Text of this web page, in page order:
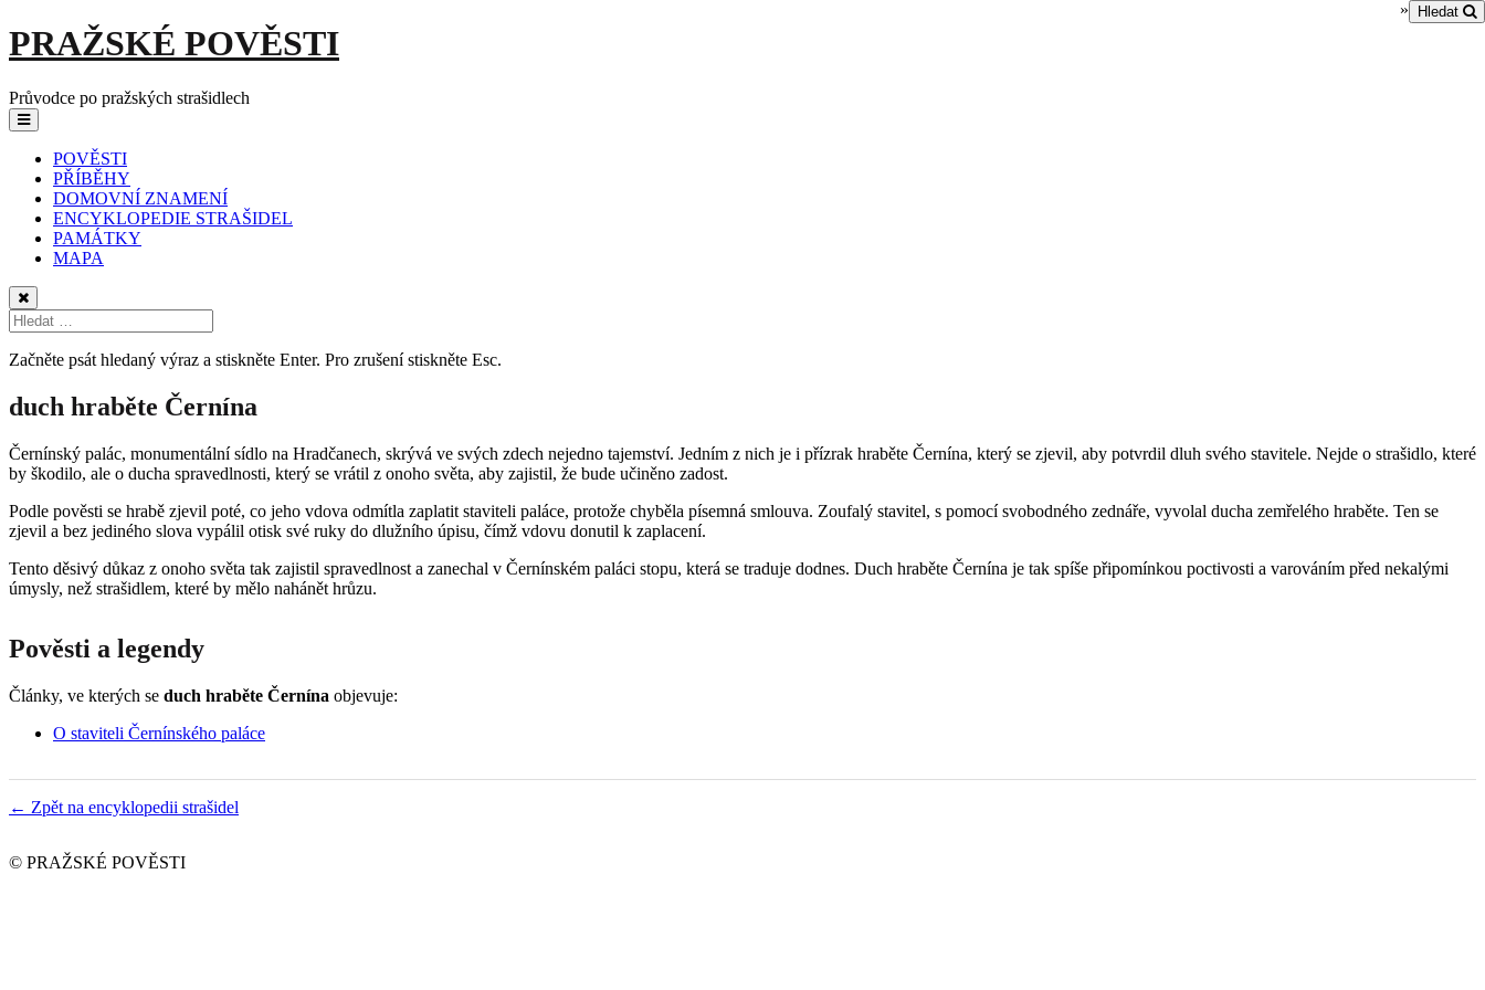
Skip
to
PRAŽSKÉ POVĚSTI
Průvodce po pražských strašidlech
Main
navigation
Menu
POVĚSTI
PŘÍBĚHY
DOMOVNÍ ZNAMENÍ
ENCYKLOPEDIE STRAŠIDEL
PAMÁTKY
MAPA
» Hledat
Začněte psát hledaný výraz a stiskněte Enter. Pro zrušení stiskněte Esc.
duch hraběte Černína
Černínský palác, monumentální sídlo na Hradčanech, skrývá ve svých zdech nejedno tajemství. Jedním z nich je i přízrak hraběte Černína, který se zjevil, aby potvrdil dluh svého stavitele. Nejde o strašidlo, které
by škodilo, ale o ducha spravedlnosti, který se vrátil z onoho světa, aby zajistil, že bude učiněno zadost.
Podle pověsti se hrabě zjevil poté, co jeho vdova odmítla zaplatit staviteli paláce, protože chyběla písemná smlouva. Zoufalý stavitel, s pomocí svobodného zednáře, vyvolal ducha zemřelého hraběte. Ten se
zjevil a bez jediného slova vypálil otisk své ruky do dlužního úpisu, čímž vdovu donutil k zaplacení.
Tento děsivý důkaz z onoho světa tak zajistil spravedlnost a zanechal v Černínském paláci stopu, která se traduje dodnes. Duch hraběte Černína je tak spíše připomínkou poctivosti a varováním před nekalými
úmysly, než strašidlem, které by mělo nahánět hrůzu.
Pověsti a legendy
Články, ve kterých se duch hraběte Černína objevuje:
O staviteli Černínského paláce
← Zpět na encyklopedii strašidel
© PRAŽSKÉ POVĚSTI